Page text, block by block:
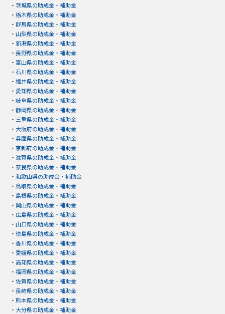
・ 茨城県の助成金・補助金
・ 栃木県の助成金・補助金
・ 群馬県の助成金・補助金
・ 山梨県の助成金・補助金
・ 新潟県の助成金・補助金
・ 長野県の助成金・補助金
・ 富山県の助成金・補助金
・ 石川県の助成金・補助金
・ 福井県の助成金・補助金
・ 愛知県の助成金・補助金
・ 岐阜県の助成金・補助金
・ 静岡県の助成金・補助金
・ 三重県の助成金・補助金
・ 大阪府の助成金・補助金
・ 兵庫県の助成金・補助金
・ 京都府の助成金・補助金
・ 滋賀県の助成金・補助金
・ 奈良県の助成金・補助金
・ 和歌山県の助成金・補助金
・ 鳥取県の助成金・補助金
・ 島根県の助成金・補助金
・ 岡山県の助成金・補助金
・ 広島県の助成金・補助金
・ 山口県の助成金・補助金
・ 徳島県の助成金・補助金
・ 香川県の助成金・補助金
・ 愛媛県の助成金・補助金
・ 高知県の助成金・補助金
・ 福岡県の助成金・補助金
・ 佐賀県の助成金・補助金
・ 長崎県の助成金・補助金
・ 熊本県の助成金・補助金
・ 大分県の助成金・補助金